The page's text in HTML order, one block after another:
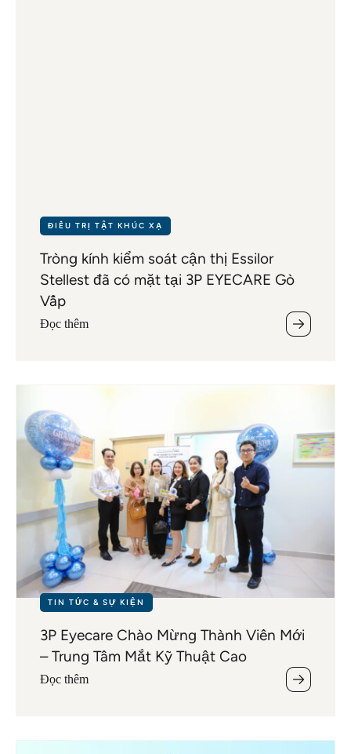
ĐIỀU TRỊ TẬT KHÚC XẠ
Tròng kính kiểm soát cận thị Essilor
Stellest đã có mặt tại 3P EYECARE Gò
Vấp
Đọc thêm
TIN TỨC & SỰ KIỆN
3P Eyecare Chào Mừng Thành Viên Mới
– Trung Tâm Mắt Kỹ Thuật Cao
Đọc thêm